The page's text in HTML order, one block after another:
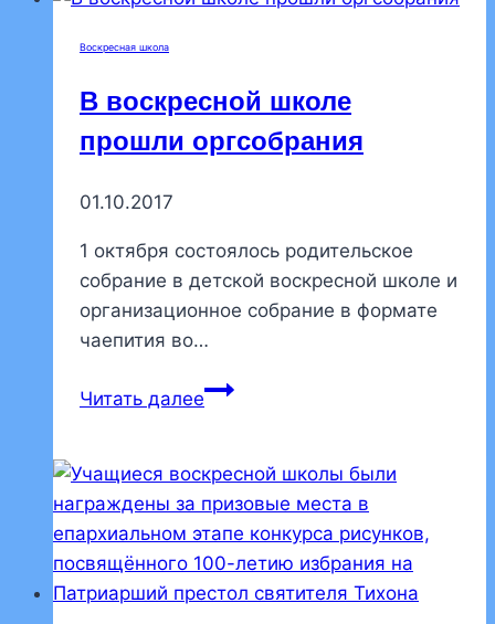
Воскресная школа
В воскресной школе
прошли оргсобрания
01.10.2017
1 октября состоялось родительское
собрание в детской воскресной школе и
организационное собрание в формате
чаепития во…
Читать далееВ
прошли
оргсобрания